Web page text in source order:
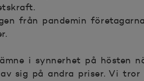
från pandemin
i synnerhet på hösten
sig på andra priser. Vi